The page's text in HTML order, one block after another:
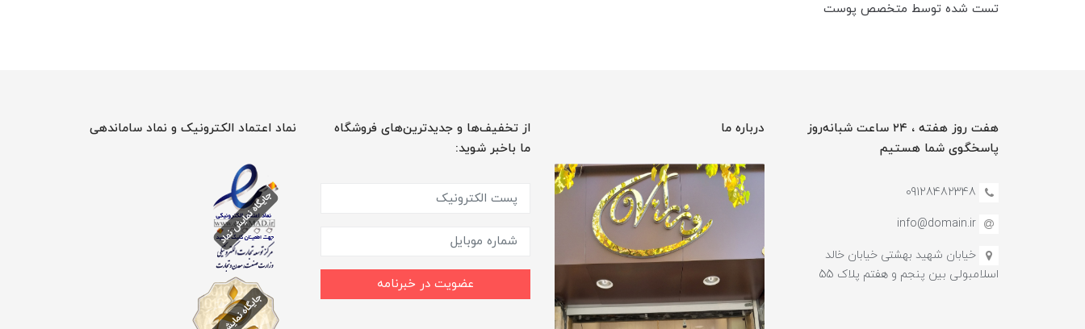
تست شده توسط متخصص پوست
هفت روز هفته ، ۲۴ ساعت شبانه‌روز
پاسخگوی شما هستیم
09128482348
info@domain.ir
خیابان شهید بهشتی خیابان خالد
اسلامبولی بین پنجم و هفتم پلاک 55
درباره ما
از تخفیف‌ها و جدیدترین‌های فروشگاه
ما باخبر شوید:
عضویت در خبرنامه
نماد اعتماد الکترونیک و نماد ساماندهی